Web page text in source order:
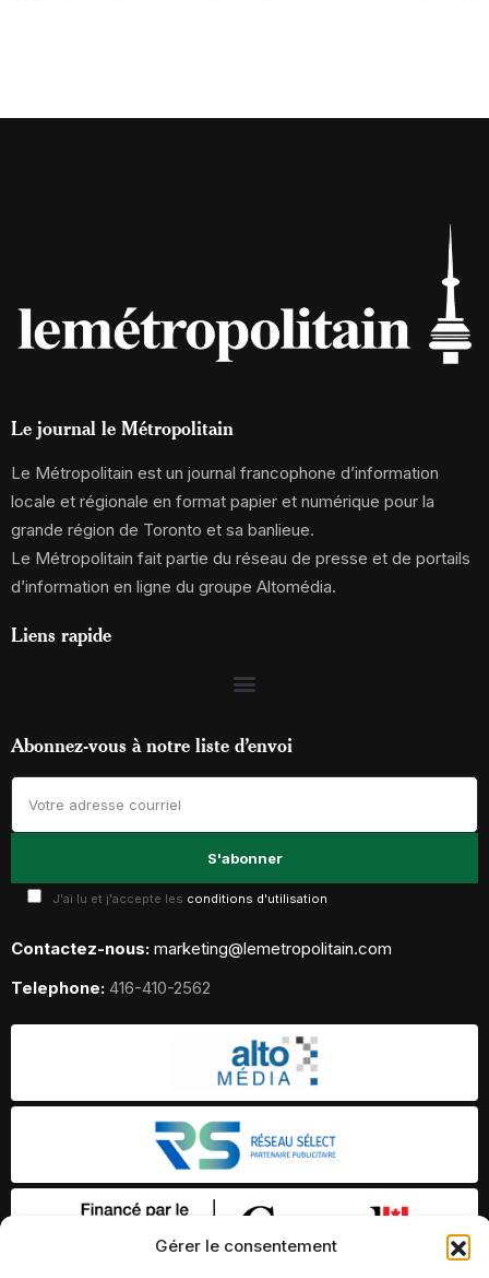
Gérer le consentement
Le journal le Métropolitain
Le Métropolitain est un journal francophone d’information
locale et régionale en format papier et numérique pour la
grande région de Toronto et sa banlieue.
Le Métropolitain fait partie du réseau de presse et de portails
d’information en ligne du groupe Altomédia.
Liens rapide
Abonnez-vous à notre liste d’envoi
J'ai lu et j'accepte les conditions d'utilisation
Contactez-nous: marketing@lemetropolitain.com
Telephone: 416-410-2562